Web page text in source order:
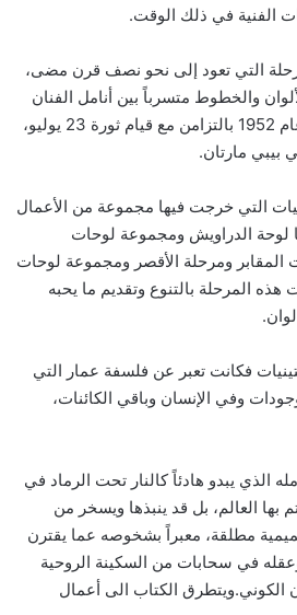
الفنية في ذلك الوقت.
التي تعود إلى نحو نصف قرن مضى،
والخطوط متسرباً بين أنامل الفنان
ممدوح عمار، الذي تخرج عام 1952 بالتزامن مع قيام ثورة 23 يوليو،
بيبي مارتان.
التي خرجت فيها مجموعة من الأعمال
لوحة الدراويش ومجموعة لوحات
ومرحلة الأقصر ومجموعة لوحات
هذه المرحلة بالتنوع وتقديم ما يحبه
فكانت تعبر عن فلسفة عمار التي
وفي الإنسان وباقي الكائنات،
الذي يبدو هادئاً كالنار تحت الرماد في
بها العالم، بل قد ينبذها ويسخر من
مطلقة، معبراً بشخوصه عما يقترن
في سحابات من السكينة الروحية
الكوني.ويتطرق الكتاب الى أعمال